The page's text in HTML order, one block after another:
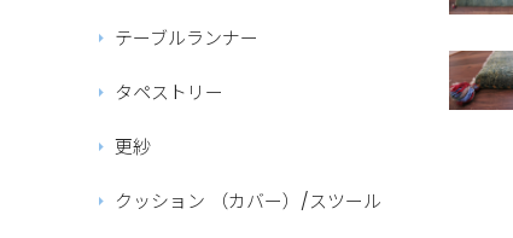
テーブルランナー
タペストリー
更紗
クッション （カバー）/スツール